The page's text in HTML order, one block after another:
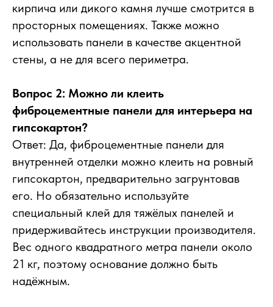
кирпича или дикого камня лучше смотрится в
просторных помещениях. Также можно
использовать панели в качестве акцентной
стены, а не для всего периметра.
Вопрос 2: Можно ли клеить
фиброцементные панели для интерьера на
гипсокартон?
Ответ: Да, фиброцементные панели для
внутренней отделки можно клеить на ровный
гипсокартон, предварительно загрунтовав
его. Но обязательно используйте
специальный клей для тяжёлых панелей и
придерживайтесь инструкции производителя.
Вес одного квадратного метра панели около
21 кг, поэтому основание должно быть
надёжным.